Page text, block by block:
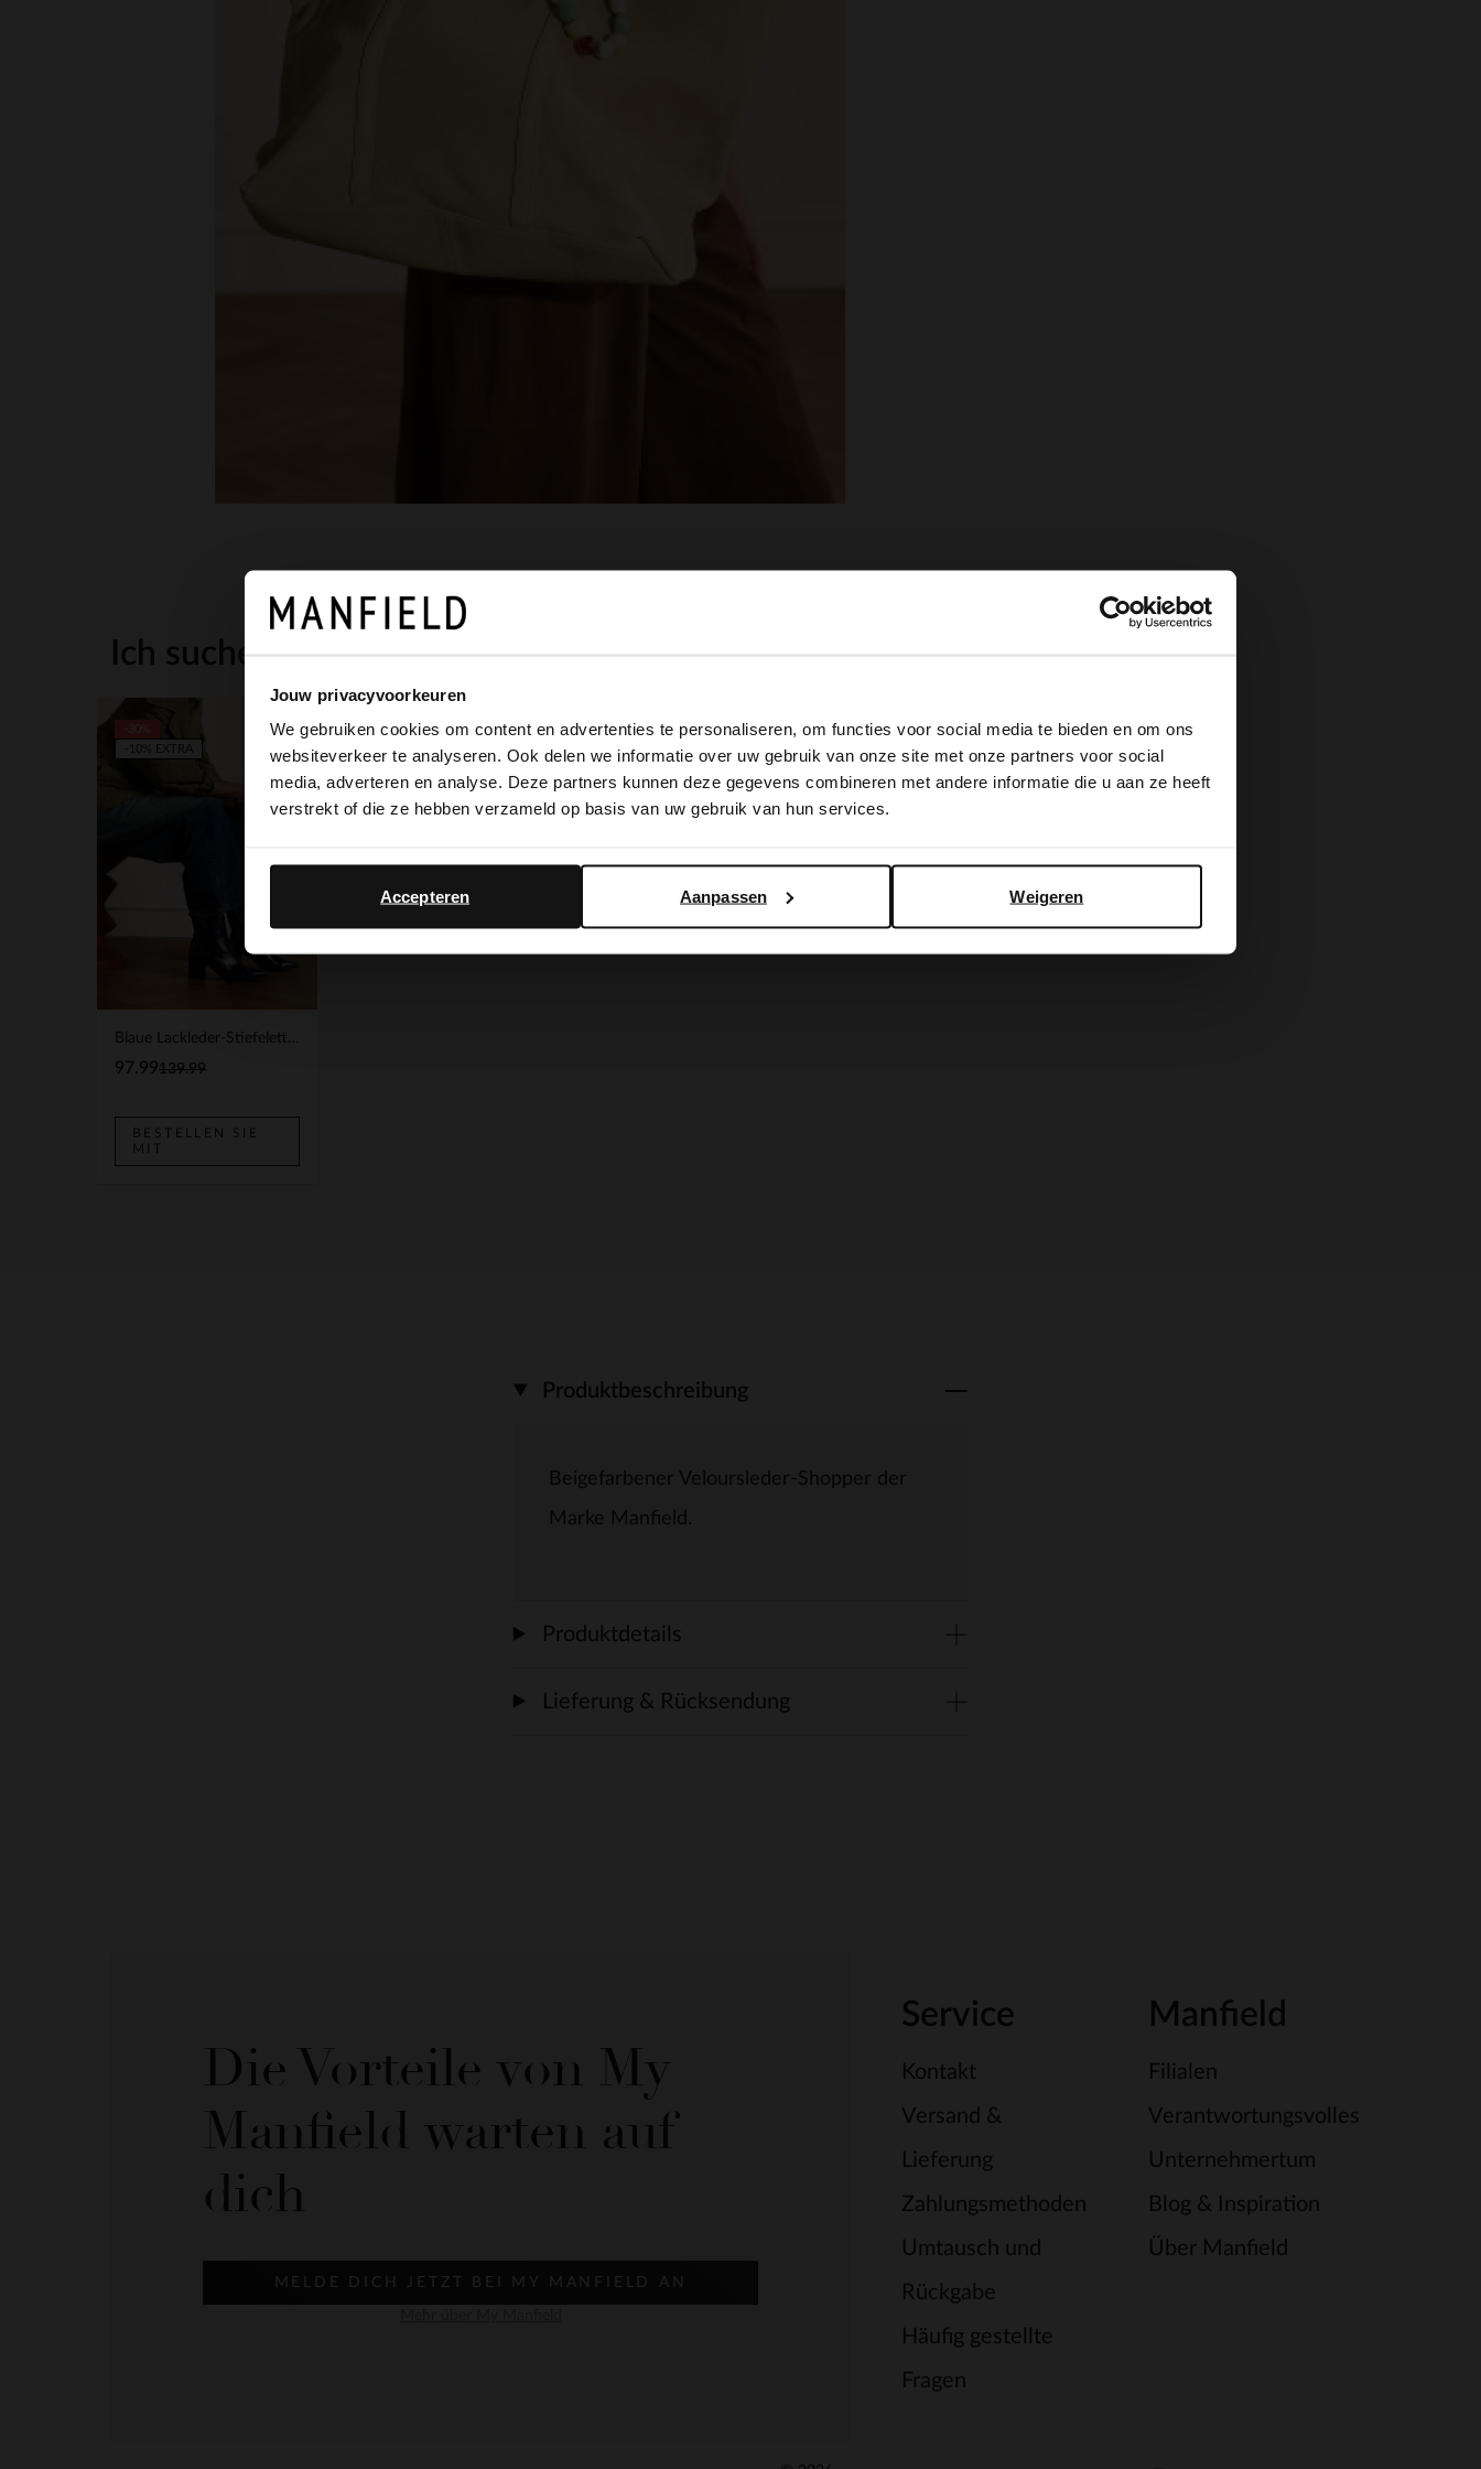
Jouw privacyvoorkeuren
We gebruiken cookies om content en advertenties te personaliseren, om functies voor social media te bieden en om ons
websiteverkeer te analyseren. Ook delen we informatie over uw gebruik van onze site met onze partners voor social
media, adverteren en analyse. Deze partners kunnen deze gegevens combineren met andere informatie die u aan ze heeft
verstrekt of die ze hebben verzameld op basis van uw gebruik van hun services.
Weigeren
Aanpassen
Accepteren
Ich suche es für Sie
139.99
97.99
-10% EXTRA
BESTELLEN SIE
MIT
Produktbeschreibung
Beigefarbener Veloursleder-Shopper der
Marke Manfield.
Produktdetails
Lieferung & Rücksendung
Die Vorteile von My
Manfield warten auf
dich
MELDE DICH JETZT BEI MY MANFIELD AN
Service
Kontakt
Versand &
Lieferung
Zahlungsmethoden
Umtausch und
Rückgabe
Häufig gestellte
Fragen
Manfield
Filialen
Verantwortungsvolles
Unternehmertum
Blog & Inspiration
Über Manfield
×
It looks like your language isn't Dutch. Would you like to